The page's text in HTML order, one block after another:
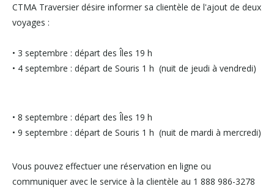
Carrières
Médias
Nous joindre
CTMA Traversier désire informer sa clientèle de l'ajout de deux
voyages :
• 3 septembre : départ des Îles 19 h
• 4 septembre : départ de Souris 1 h (nuit de jeudi à vendredi)
• 8 septembre : départ des Îles 19 h
• 9 septembre : départ de Souris 1 h (nuit de mardi à mercredi)
Vous pouvez effectuer une réservation en ligne ou
communiquer avec le service à la clientèle au 1 888 986-3278